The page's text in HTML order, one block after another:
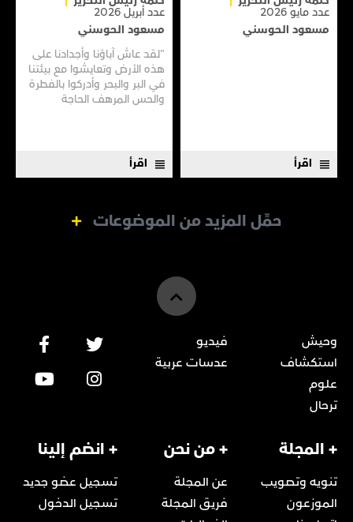
عدد مايو 2026
مسعود الحوسني
اقرأ
عدد أبريل 2026
مسعود الحوسني
"لقد عاش آباؤنا وأجدادنا على
هذه الأرض وتعايشوا مع بيئتنا
في البر والبحر وأدركوا بالفطرة
والحس المرهف الحاجة
القادمة مصدرًا للخير ونبعًا
للعطاء".
اقرأ
حمِّل المزيد من الموضوعات
وحيش
استكشاف
علوم
ترحال
فيديو
عدسات عربية
+ المجلة
تنويه وتصويب
الموزعون
+ من نحن
عن المجلة
فريق المجلة
+ انضم إلينا
تسجيل عضو جديد
تسجيل الدخول